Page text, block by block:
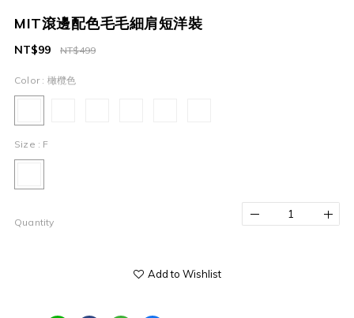
MIT滾邊配色毛毛細肩短洋裝
NT$499
NT$99
Color : 橄欖色
Size : F
Quantity
Add to Wishlist